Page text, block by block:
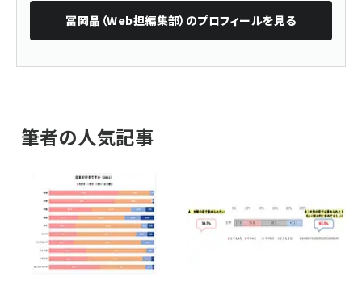
冨岡晶（Web担編集部） のプロフィールを見る
筆者の人気記事